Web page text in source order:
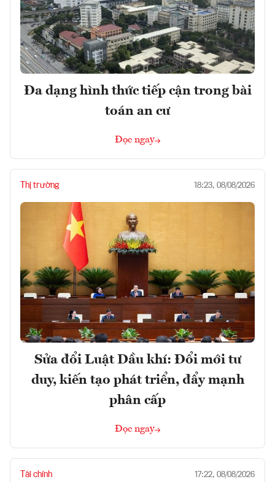
Đa dạng hình thức tiếp cận trong bài
toán an cư
Đọc ngay
Thị trường 18:23, 08/08/2026
Sửa đổi Luật Dầu khí: Đổi mới tư
duy, kiến tạo phát triển, đẩy mạnh
phân cấp
Đọc ngay
Tài chính 17:22, 08/08/2026